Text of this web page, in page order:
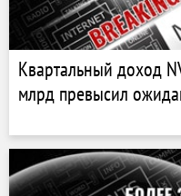
Квартальный доход
млрд превысил